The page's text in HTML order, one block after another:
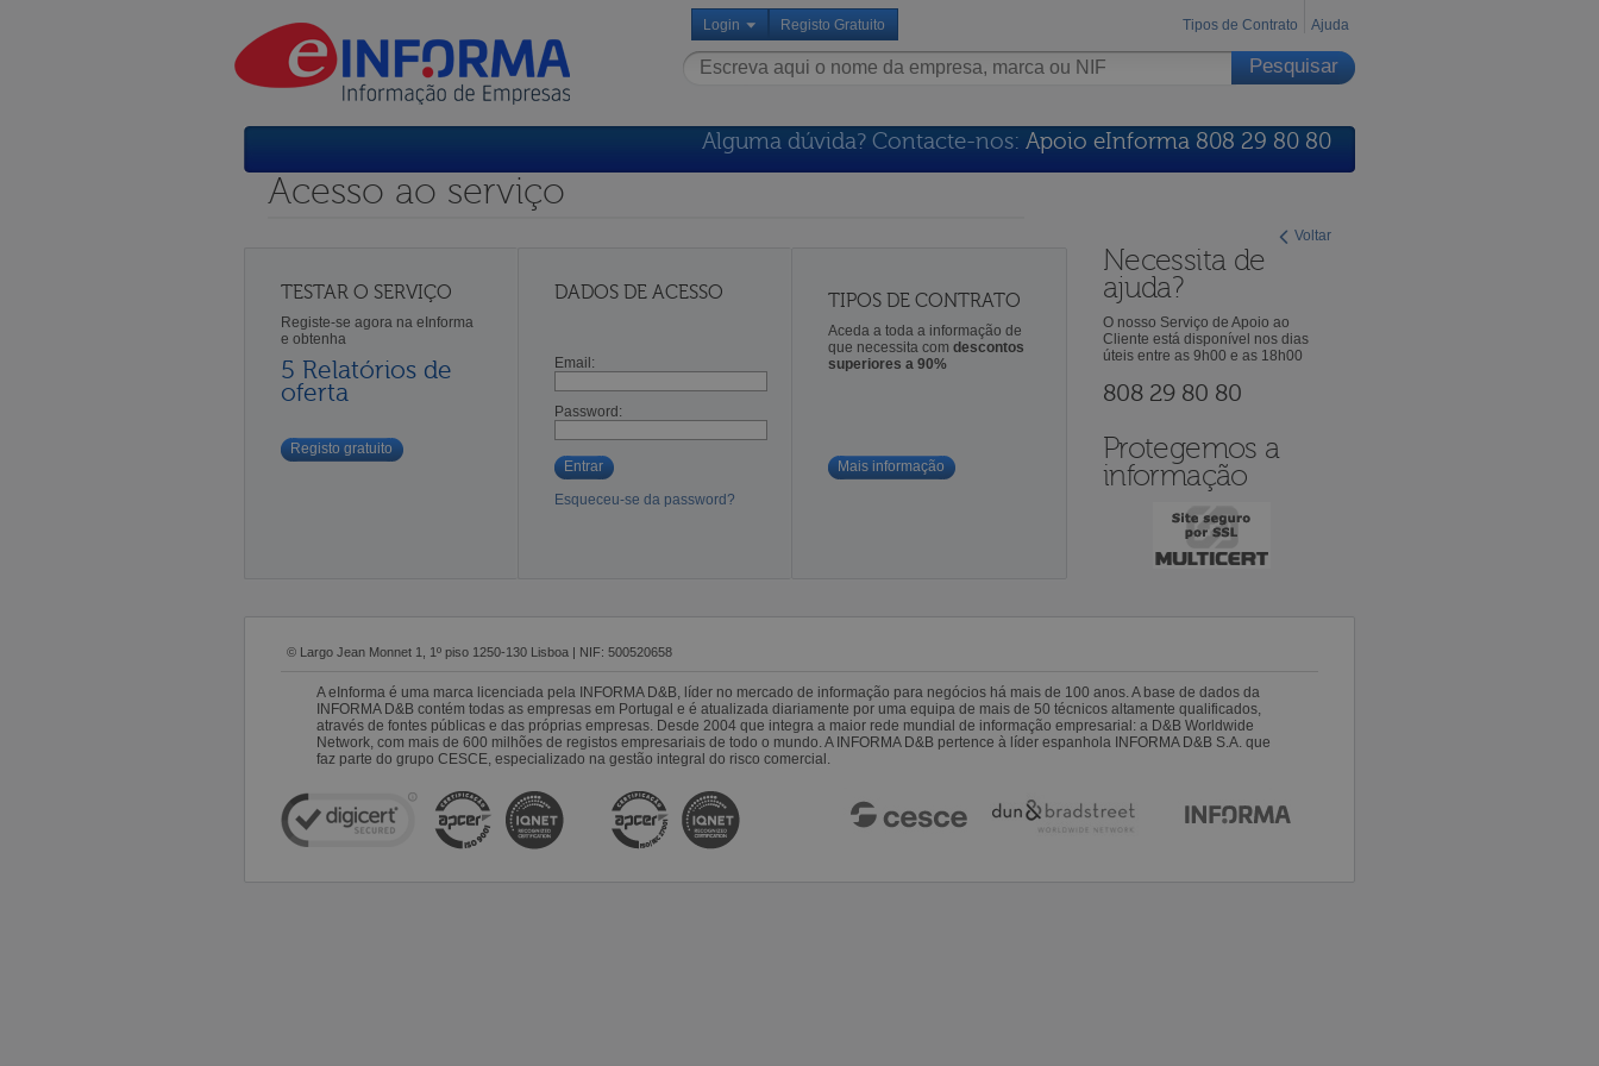
Login Registo Gratuito Tipos de Contrato Ajuda
Alguma dúvida? Contacte-nos: Apoio eInforma 808 29 80 80
Voltar
Acesso ao serviço
TESTAR O SERVIÇO
Registe-se agora na eInforma
e obtenha
5 Relatórios de
oferta
Registo gratuito
DADOS DE ACESSO
Email:
Password:
Entrar
Esqueceu-se da password?
TIPOS DE CONTRATO
Aceda a toda a informação de
que necessita comdescontos
superiores a 90%
Mais informação
Necessita de
ajuda?
O nosso Serviço de Apoio ao
Cliente está disponível nos dias
úteis entre as 9h00 e as 18h00
808 29 80 80
Protegemos a
informação
© Largo Jean Monnet 1, 1º piso 1250-130 Lisboa | NIF: 500520658
A eInforma é uma marca licenciada pela INFORMA D&B, líder no mercado de informação para negócios há mais de 100 anos. A base de dados da
INFORMA D&B contém todas as empresas em Portugal e é atualizada diariamente por uma equipa de mais de 50 técnicos altamente qualificados,
através de fontes públicas e das próprias empresas. Desde 2004 que integra a maior rede mundial de informação empresarial: a D&B Worldwide
Network, com mais de 600 milhões de registos empresariais de todo o mundo. A INFORMA D&B pertence à líder espanhola INFORMA D&B S.A. que
faz parte do grupo CESCE, especializado na gestão integral do risco comercial.